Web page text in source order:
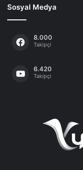
Sosyal Medya
8.000
Takipçi
6.420
Takipçi